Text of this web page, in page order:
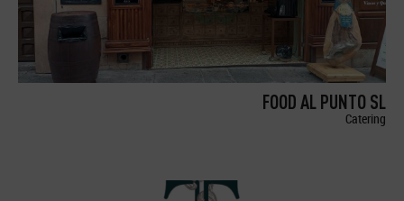
FOOD AL PUNTO SL
Catering